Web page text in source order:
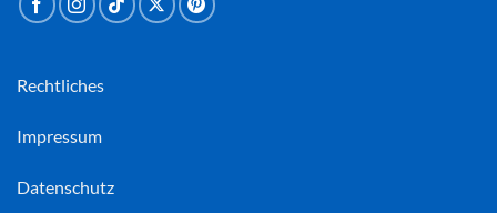
Rechtliches
Impressum
Datenschutz